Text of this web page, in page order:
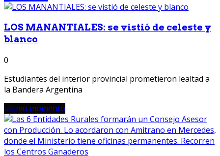
LOS MANANTIALES: se vistió de celeste y
blanco
0
Estudiantes del interior provincial prometieron lealtad a
la Bandera Argentina
ultimo momento